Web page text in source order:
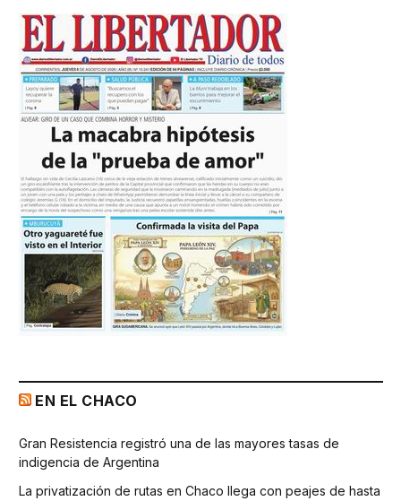
EN EL CHACO
Gran Resistencia registró una de las mayores tasas de
indigencia de Argentina
La privatización de rutas en Chaco llega con peajes de hasta